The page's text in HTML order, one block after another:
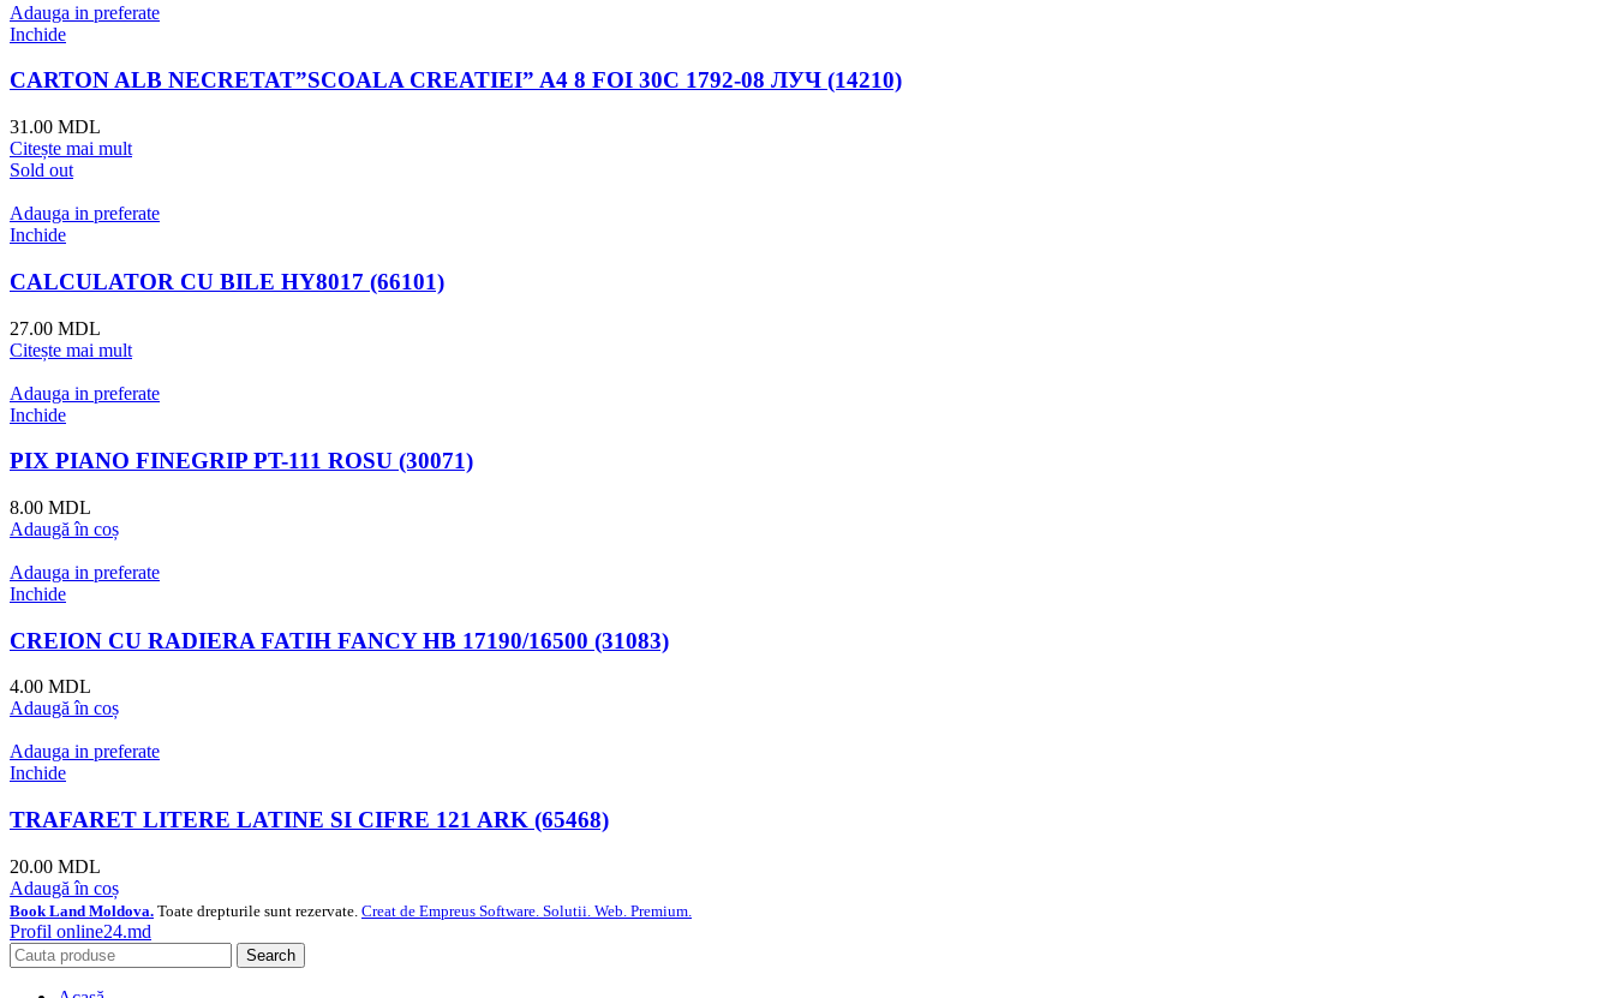
Adauga in preferate
Inchide
CARTON ALB NECRETAT”SCOALA CREATIEI” A4 8 FOI 30C 1792-08 ЛУЧ (14210)
31.00 MDL
Citește mai mult
Sold out
Adauga in preferate
Inchide
CALCULATOR CU BILE HY8017 (66101)
27.00 MDL
Citește mai mult
Adauga in preferate
Inchide
PIX PIANO FINEGRIP PT-111 ROSU (30071)
8.00 MDL
Adaugă în coș
Adauga in preferate
Inchide
CREION CU RADIERA FATIH FANCY HB 17190/16500 (31083)
4.00 MDL
Adaugă în coș
Adauga in preferate
Inchide
TRAFARET LITERE LATINE SI CIFRE 121 ARK (65468)
20.00 MDL
Adaugă în coș
Book Land Moldova. Toate drepturile sunt rezervate. Creat de Empreus Software. Solutii. Web. Premium.
Profil online24.md
Search